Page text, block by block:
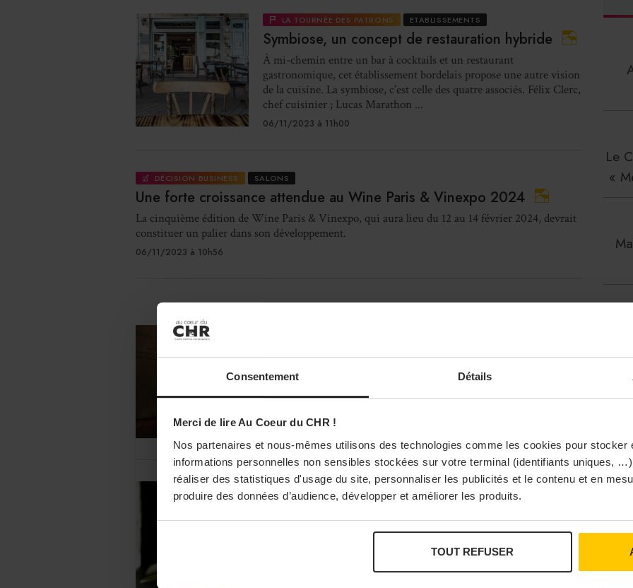
Consentement Détails
Merci de lire Au Coeur du CHR !
Nos partenaires et nous-mêmes utilisons des technologies comme les cookies pour stocker
informations personnelles non sensibles stockées sur votre terminal (identifiants uniques,
réaliser des statistiques d'usage du site, personnaliser les publicités et le contenu et en
produire des données d’audience, développer et améliorer les produits.
TOUT REFUSER
LA TOURNÉE DES PATRONS ETABLISSEMENTS
Symbiose, un concept de restauration hybride
À mi-chemin entre un bar à cocktails et un restaurant
gastronomique, cet établissement bordelais propose une autre vision
de la cuisine. La symbiose, c’est celle des quatre associés. Félix Clerc,
chef cuisinier ; Lucas Marathon ...
06/11/2023 à 11h00
DÉCISION BUSINESS SALONS
Une forte croissance attendue au Wine Paris & Vinexpo 2024
La cinquième édition de Wine Paris & Vinexpo, qui aura lieu du 12 au 14 février 2024, devrait
constituer un palier dans son développement.
06/11/2023 à 10h56
03/11/2023 à 16h01
ALIMENTAIRE
L’huile d’olive du Languedoc reconnu AOP
L’huile d’olive du Languedoc est désormais officiellement reconnue
Le
«
À